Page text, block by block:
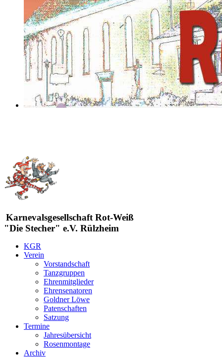
Karnevalsgesellschaft Rot-Weiß
"Die Stecher" e.V. Rülzheim
KGR
Verein
Vorstandschaft
Tanzgruppen
Ehrenmitglieder
Ehrensenatoren
Goldner Löwe
Patenschaften
Satzung
Termine
Jahresübersicht
Rosenmontage
Archiv